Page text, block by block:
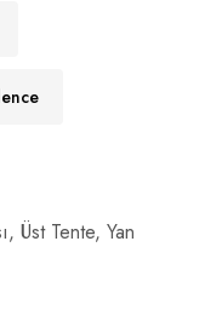
Üst Tente, Yan